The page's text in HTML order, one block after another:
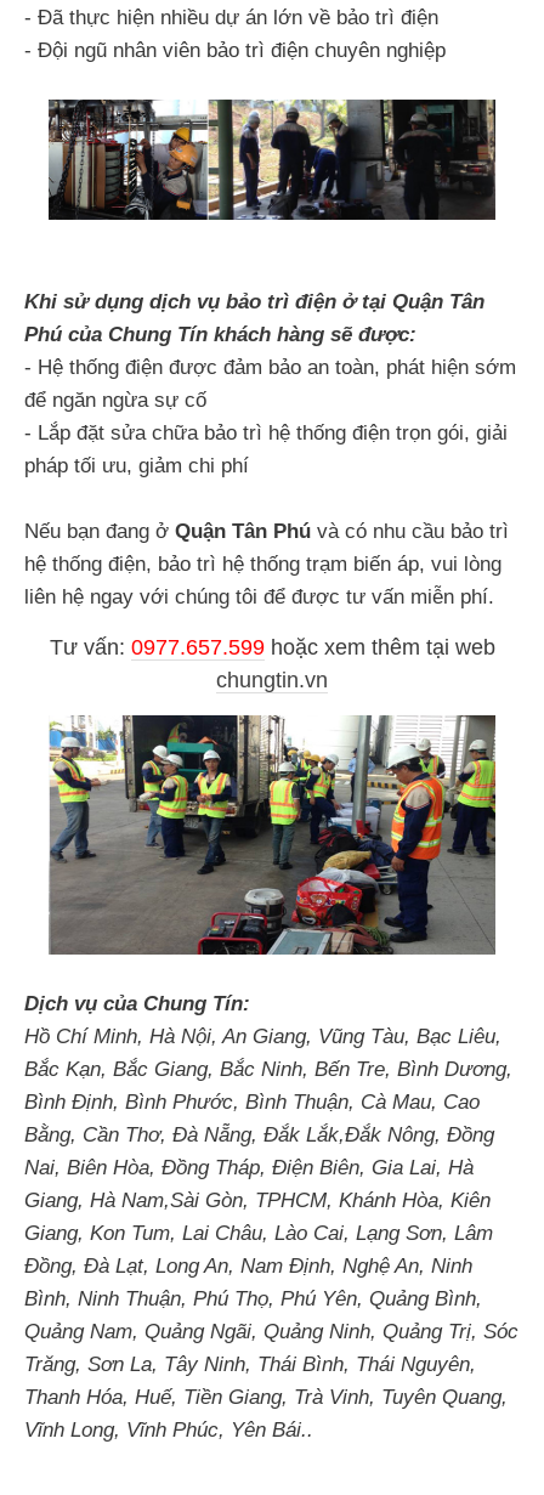
- Đã thực hiện nhiều dự án lớn về bảo trì điện
- Đội ngũ nhân viên bảo trì điện chuyên nghiệp
Khi sử dụng dịch vụ bảo trì điện ở tại Quận Tân
Phú của Chung Tín khách hàng sẽ được:
- Hệ thống điện được đảm bảo an toàn, phát hiện sớm
để ngăn ngừa sự cố
- Lắp đặt sửa chữa bảo trì hệ thống điện trọn gói, giải
pháp tối ưu, giảm chi phí
Nếu bạn đang ở Quận Tân Phú và có nhu cầu bảo trì
hệ thống điện, bảo trì hệ thống trạm biến áp, vui lòng
liên hệ ngay với chúng tôi để được tư vấn miễn phí.
Tư vấn: 0977.657.599hoặc xem thêm tại web
chungtin.vn
Dịch vụ của Chung Tín:
Hồ Chí Minh, Hà Nội, An Giang, Vũng Tàu, Bạc Liêu,
Bắc Kạn, Bắc Giang, Bắc Ninh, Bến Tre, Bình Dương,
Bình Định, Bình Phước, Bình Thuận, Cà Mau, Cao
Bằng, Cần Thơ, Đà Nẵng, Đắk Lắk,Đắk Nông, Đồng
Nai, Biên Hòa, Đồng Tháp, Điện Biên, Gia Lai, Hà
Giang, Hà Nam,Sài Gòn, TPHCM, Khánh Hòa, Kiên
Giang, Kon Tum, Lai Châu, Lào Cai, Lạng Sơn, Lâm
Đồng, Đà Lạt, Long An, Nam Định, Nghệ An, Ninh
Bình, Ninh Thuận, Phú Thọ, Phú Yên, Quảng Bình,
Quảng Nam, Quảng Ngãi, Quảng Ninh, Quảng Trị, Sóc
Trăng, Sơn La, Tây Ninh, Thái Bình, Thái Nguyên,
Thanh Hóa, Huế, Tiền Giang, Trà Vinh, Tuyên Quang,
Vĩnh Long, Vĩnh Phúc, Yên Bái..